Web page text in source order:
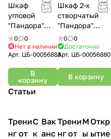
Шкаф
угловой
"Пандора"
ШКУ-07
0
0
Нет в наличии
Арт. ЦБ-00056883
В
корзину
Шкаф 2-х
створчатый
"Пандора"
ШК-04
0
0
Достаточно
Арт. ЦБ-00056880
В корзину
Статьи
Трени
нг от
С
к
Вак
анс
Трени
нг от
М
ы
Откр
ытие